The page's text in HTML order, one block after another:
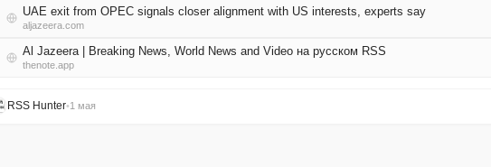
UAE exit from OPEC signals closer alignment with US interests, experts say
aljazeera.com
Al Jazeera | Breaking News, World News and Video на русском RSS
thenote.app
RSS Hunter•1 мая